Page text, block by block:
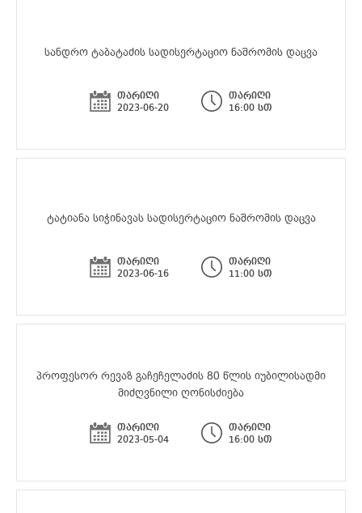
სანდრო ტაბატაძის სადისერტაციო ნაშრომის დაცვა
თარიღი
2023-06-20
თარიღი
16:00 სთ
ტატიანა სიჭინავას სადისერტაციო ნაშრომის დაცვა
თარიღი
2023-06-16
თარიღი
11:00 სთ
პროფესორ რევაზ გაჩეჩელაძის 80 წლის იუბილისადმი
მიძღვნილი ღონისძიება
თარიღი
2023-05-04
თარიღი
16:00 სთ